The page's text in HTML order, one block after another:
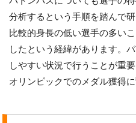
分析するという手順を踏んで
比較的身長の低い選手の多い
したという経緯があります。
しやすい状況で行うことが重
オリンピックでのメダル獲得に